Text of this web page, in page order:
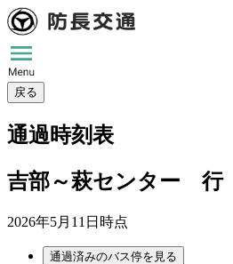
戻る
通過時刻表
吉部～萩センター 行
2026年5月11日 時点
通過済みのバス停を見る